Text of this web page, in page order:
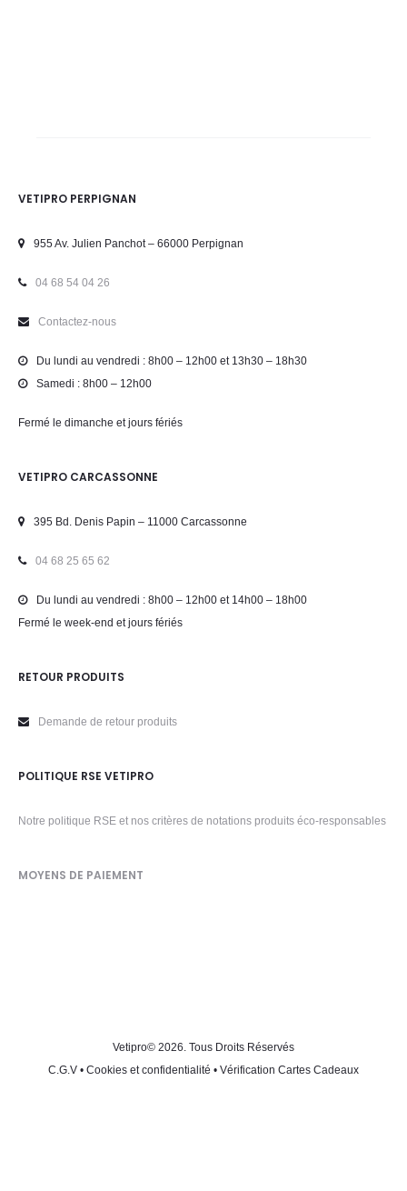
VETIPRO PERPIGNAN
955 Av. Julien Panchot – 66000 Perpignan
04 68 54 04 26
Contactez-nous
Du lundi au vendredi : 8h00 – 12h00 et 13h30 – 18h30
Samedi : 8h00 – 12h00
Fermé le dimanche et jours fériés
VETIPRO CARCASSONNE
395 Bd. Denis Papin – 11000 Carcassonne
04 68 25 65 62
Du lundi au vendredi : 8h00 – 12h00 et 14h00 – 18h00
Fermé le week-end et jours fériés
RETOUR PRODUITS
Demande de retour produits
POLITIQUE RSE VETIPRO
Notre politique RSE et nos critères de notations produits éco-responsables
MOYENS DE PAIEMENT
Vetipro© 2026. Tous Droits Réservés
C.G.V • Cookies et confidentialité • Vérification Cartes Cadeaux